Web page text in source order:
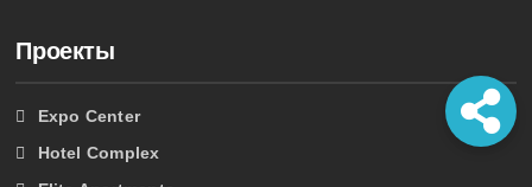
Проекты
Expo Center
Hotel Complex